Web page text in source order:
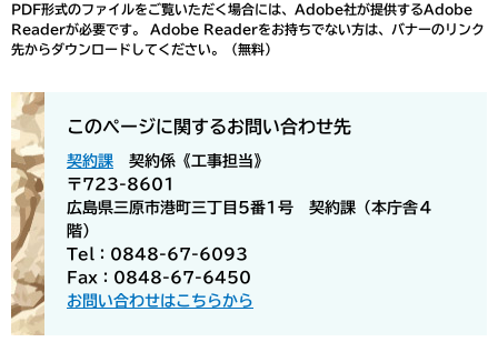
PDF形式のファイルをご覧いただく場合には、Adobe社が提供するAdobe
Readerが必要です。
Adobe Readerをお持ちでない方は、バナーのリンク
先からダウンロードしてください。（無料）
このページに関するお問い合わせ先
契約課
契約係《工事担当》
〒723-8601
広島県三原市港町三丁目5番1号 契約課（本庁舎４
階）
Tel：0848-67-6093
Fax：0848-67-6450
お問い合わせはこちらから